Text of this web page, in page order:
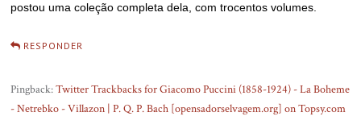
postou uma coleção completa dela, com trocentos volumes.
RESPONDER
Pingback:Twitter Trackbacks for Giacomo Puccini (1858-1924) - La Boheme
- Netrebko - Villazon | P. Q. P. Bach [opensadorselvagem.org] on Topsy.com